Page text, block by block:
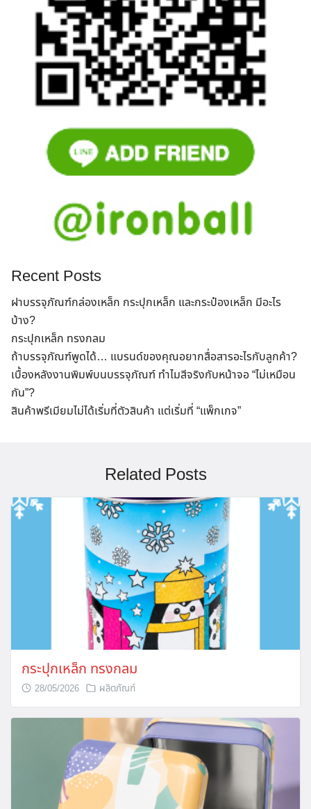
Recent Posts
ฝาบรรจุภัณฑ์กล่องเหล็ก กระปุกเหล็ก และกระป๋องเหล็ก มีอะไร
บ้าง?
กระปุกเหล็ก ทรงกลม
ถ้าบรรจุภัณฑ์พูดได้… แบรนด์ของคุณอยากสื่อสารอะไรกับลูกค้า?
เบื้องหลังงานพิมพ์บนบรรจุภัณฑ์ ทำไมสีจริงกับหน้าจอ “ไม่เหมือน
กัน”?
สินค้าพรีเมียมไม่ได้เริ่มที่ตัวสินค้า แต่เริ่มที่ “แพ็กเกจ”
Related Posts
กระปุกเหล็ก ทรงกลม
28/05/2026 ผลิตภัณฑ์